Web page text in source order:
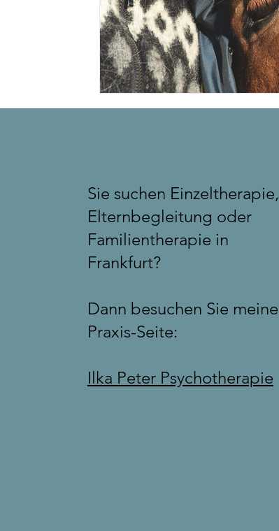
Sie suchen Einzeltherapie,
Elternbegleitung oder
Familientherapie in
Frankfurt?
Dann besuchen Sie meine
Praxis-Seite:
Ilka Peter Psychotherapie